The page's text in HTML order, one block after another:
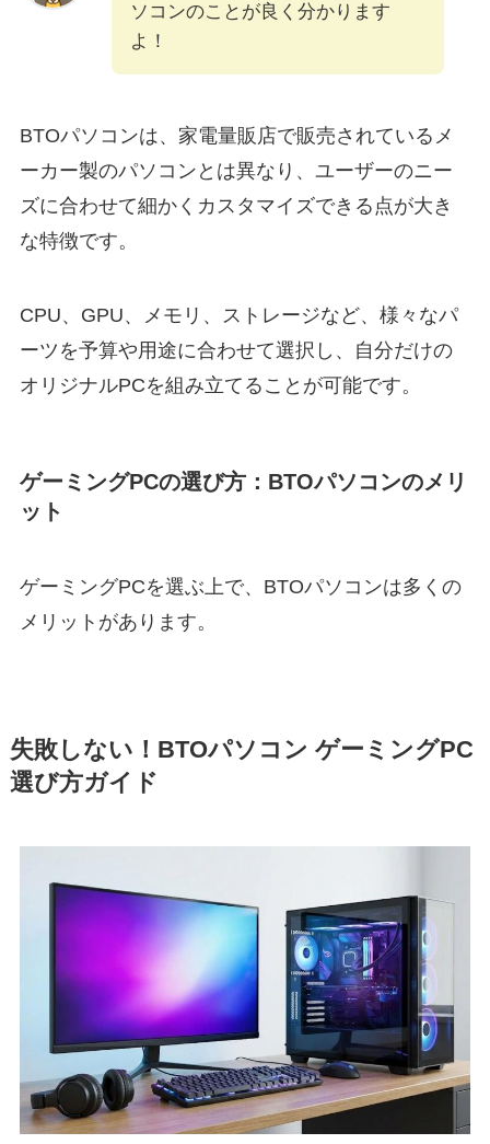
ソコンのことが良く分かります
よ！
BTOパソコンは、家電量販店で販売されているメ
ーカー製のパソコンとは異なり、ユーザーのニー
ズに合わせて細かくカスタマイズできる点が大き
な特徴です。
CPU、GPU、メモリ、ストレージなど、様々なパ
ーツを予算や用途に合わせて選択し、自分だけの
オリジナルPCを組み立てることが可能です。
ゲーミングPCの選び方：BTOパソコンのメリ
ット
ゲーミングPCを選ぶ上で、BTOパソコンは多くの
メリットがあります。
失敗しない！BTOパソコン ゲーミングPC
選び方ガイド